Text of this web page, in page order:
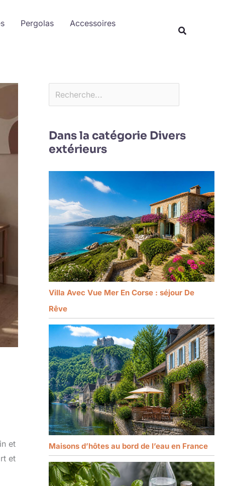
Pergolas Accessoires
et
et
Dans la catégorie Divers
extérieurs
Villa Avec Vue Mer En Corse : séjour De
Rêve
Maisons d’hôtes au bord de l’eau en France